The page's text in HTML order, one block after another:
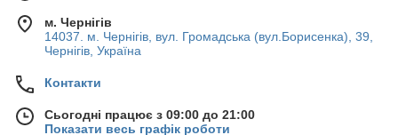
м. Чернігів
14037. м. Чернігів, вул. Громадська (вул.Борисенка), 39,
Чернігів, Україна
Контакти
Сьогодні працює з 09:00 до 21:00
Показати весь графік роботи